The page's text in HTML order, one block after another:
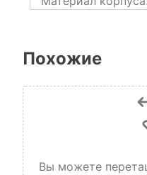
Похожие
Вы можете